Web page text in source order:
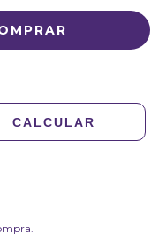
CALCULAR